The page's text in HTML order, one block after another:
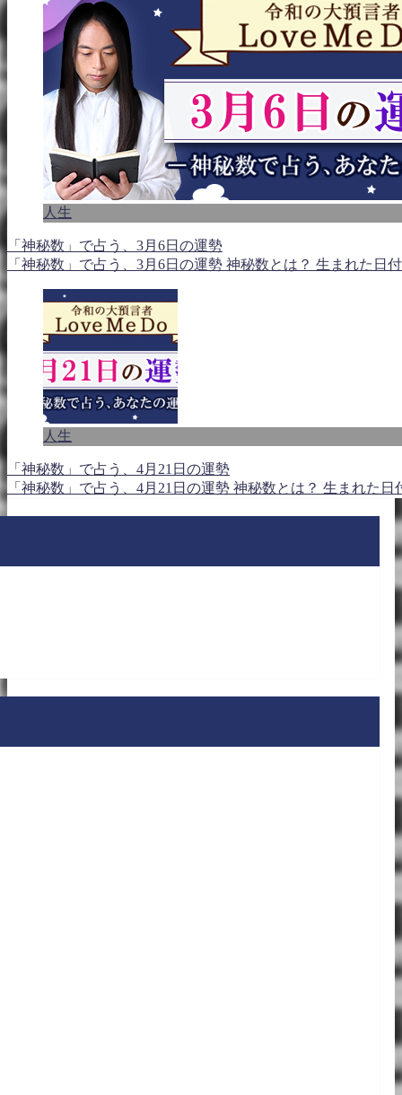
人生
「神秘数」で占う、3月6日の運勢
「神秘数」で占う、3月6日の運勢 神秘数とは？ 生まれた
人生
「神秘数」で占う、4月21日の運勢
「神秘数」で占う、4月21日の運勢 神秘数とは？ 生まれた